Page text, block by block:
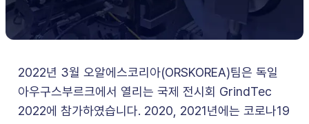
2022년 3월 오알에스코리아(ORSKOREA)팀은 독일
아우구스부르크에서 열리는 국제 전시회 GrindTec
2022에 참가하였습니다. 2020, 2021년에는 코로나19